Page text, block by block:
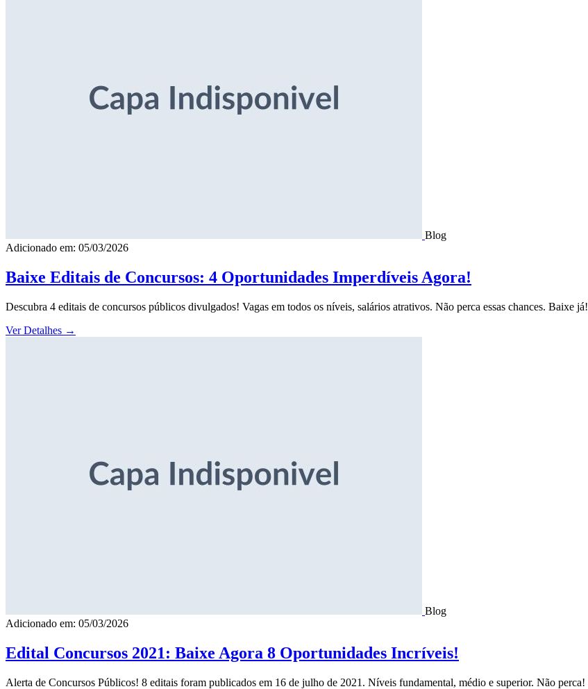
Blog
Adicionado em: 05/03/2026
Baixe Editais de Concursos: 4 Oportunidades Imperdíveis Agora!
Descubra 4 editais de concursos públicos divulgados! Vagas em todos os níveis, salários atrativos. Não perca essas chances. Baixe já!
Ver Detalhes →
Blog
Adicionado em: 05/03/2026
Edital Concursos 2021: Baixe Agora 8 Oportunidades Incríveis!
Alerta de Concursos Públicos! 8 editais foram publicados em 16 de julho de 2021. Níveis fundamental, médio e superior. Não perca!